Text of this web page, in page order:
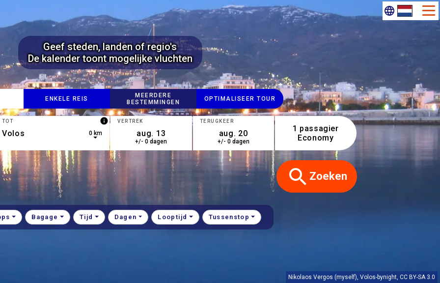
Geef steden, landen of regio's
De kalender toont mogelijke vluchten
ENKELE REIS
MEERDERE
BESTEMMINGEN
OPTIMALISEER TOUR
arrow keys to navigate.
are available, use up and down arrow keys to navigate.
TOT info
0 km
VERTREK
+/- 0 dagen
TERUGKEER
+/- 0 dagen
1 passagier
Economy
Zoeken
Bagage Tijd Dagen Looptijd Tussenstop
Nikolaos Vergos (myself), Volos-bynight, CC BY-SA 3.0